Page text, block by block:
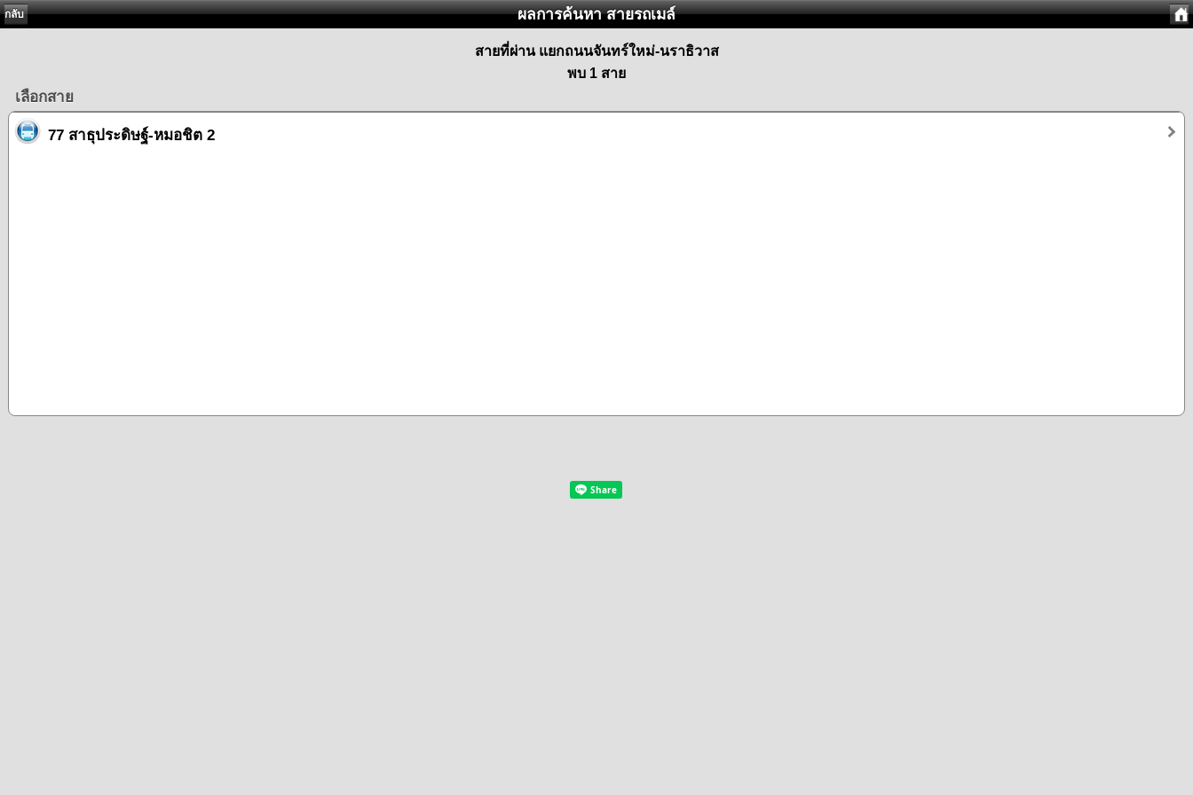
กลับ ผลการค้นหา สายรถเมล์
สายที่ผ่าน แยกถนนจันทร์ใหม่-นราธิวาส
พบ 1 สาย
เลือกสาย
77 สาธุประดิษฐ์-หมอชิต 2